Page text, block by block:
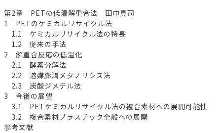
第2章 PETの低温解重合法 田中真司
1 PETのケミカルリサイクル法
1.1 ケミカルリサイクル法の特長
1.2 従来の手法
2 解重合反応の低温化
2.1 酵素分解法
2.2 溶媒膨潤メタノリシス法
2.3 炭酸ジメチル法
3 今後の展望
3.1 PETケミカルリサイクル法の複合素材への展開可能性
3.2 複合素材プラスチック全般への展開
参考文献